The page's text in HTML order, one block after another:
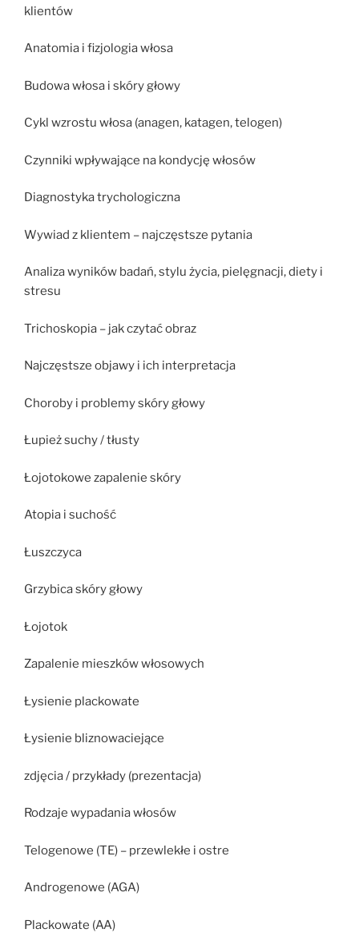
klientów
Anatomia i fizjologia włosa
Budowa włosa i skóry głowy
Cykl wzrostu włosa (anagen, katagen, telogen)
Czynniki wpływające na kondycję włosów
Diagnostyka trychologiczna
Wywiad z klientem – najczęstsze pytania
Analiza wyników badań, stylu życia, pielęgnacji, diety i
stresu
Trichoskopia – jak czytać obraz
Najczęstsze objawy i ich interpretacja
Choroby i problemy skóry głowy
Łupież suchy / tłusty
Łojotokowe zapalenie skóry
Atopia i suchość
Łuszczyca
Grzybica skóry głowy
Łojotok
Zapalenie mieszków włosowych
Łysienie plackowate
Łysienie bliznowaciejące
zdjęcia / przykłady (prezentacja)
Rodzaje wypadania włosów
Telogenowe (TE) – przewlekłe i ostre
Androgenowe (AGA)
Plackowate (AA)